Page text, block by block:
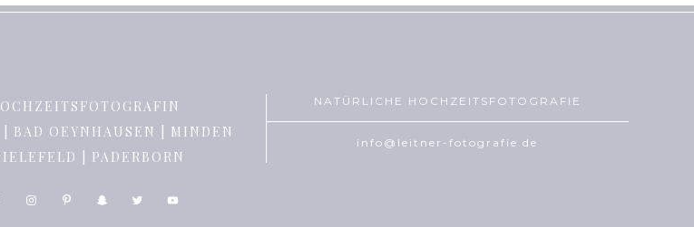
BAD OEYNHAUSEN | MINDEN
| PADERBORN
NATÜRLICHE HOCHZEITSFOTOGRAFIE
info@leitner-fotografie.de